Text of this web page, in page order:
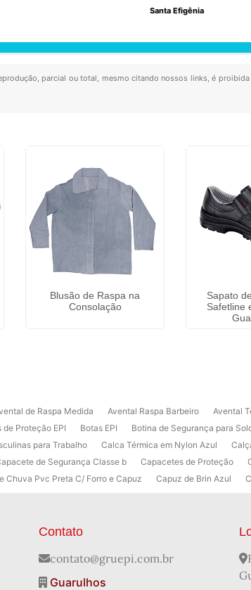
Santa Efigênia
parcial ou total, mesmo citando nossos links, é
Blusão de Raspa na
Consolação
Sapato
Safetline
de Raspa Medida Avental Raspa Barbeiro Avental
de Proteção EPI Botas EPI Botina de Segurança para
para Trabalho Calca Térmica em Nylon Azul
de Segurança Classe b Capacetes de Proteção
Chuva Pvc Preta C/ Forro e Capuz Capuz de Brin Azul
EPI Óculos de Proteção Fabricante de Capacete de
Luva de Vaqueta Cano Curto Luva de Vaqueta
Tricotada Mangote de Proteção Mangote de Proteção
Contato
contato@gruepi.com.br
Guarulhos